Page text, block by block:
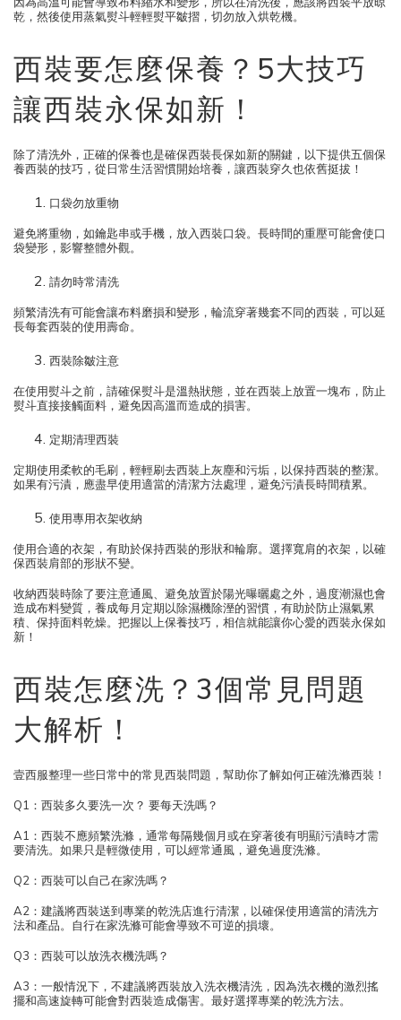
乾，然後使用蒸氣熨斗輕輕熨平皺摺，切勿放入烘乾機。
西裝要怎麼保養？5大技巧
讓西裝永保如新！
除了清洗外，正確的保養也是確保西裝長保如新的關鍵，以下提供五個保
養西裝的技巧，從日常生活習慣開始培養，讓西裝穿久也依舊挺拔！
口袋勿放重物
避免將重物，如鑰匙串或手機，放入西裝口袋。長時間的重壓可能會使口
袋變形，影響整體外觀。
請勿時常清洗
頻繁清洗有可能會讓布料磨損和變形，輪流穿著幾套不同的西裝，可以延
長每套西裝的使用壽命。
西裝除皺注意
在使用熨斗之前，請確保熨斗是溫熱狀態，並在西裝上放置一塊布，防止
熨斗直接接觸面料，避免因高溫而造成的損害。
定期清理西裝
定期使用柔軟的毛刷，輕輕刷去西裝上灰塵和污垢，以保持西裝的整潔。
如果有污漬，應盡早使用適當的清潔方法處理，避免污漬長時間積累。
使用專用衣架收納
使用合適的衣架，有助於保持西裝的形狀和輪廓。選擇寬肩的衣架，以確
保西裝肩部的形狀不變。
收納西裝時除了要注意通風、避免放置於陽光曝曬處之外，過度潮濕也會
造成布料變質，養成每月定期以除濕機除溼的習慣，有助於防止濕氣累
積、保持面料乾燥。把握以上保養技巧，相信就能讓你心愛的西裝永保如
新！
西裝怎麼洗？3個常見問題
大解析！
壹西服整理一些日常中的常見西裝問題，幫助你了解如何正確洗滌西裝！
Q1：西裝多久要洗一次？ 要每天洗嗎？
A1：西裝不應頻繁洗滌，通常每隔幾個月或在穿著後有明顯污漬時才需
要清洗。如果只是輕微使用，可以經常通風，避免過度洗滌。
Q2：西裝可以自己在家洗嗎？
A2：建議將西裝送到專業的乾洗店進行清潔，以確保使用適當的清洗方
法和產品。自行在家洗滌可能會導致不可逆的損壞。
Q3：西裝可以放洗衣機洗嗎？
A3：一般情況下，不建議將西裝放入洗衣機清洗，因為洗衣機的激烈搖
擺和高速旋轉可能會對西裝造成傷害。最好選擇專業的乾洗方法。